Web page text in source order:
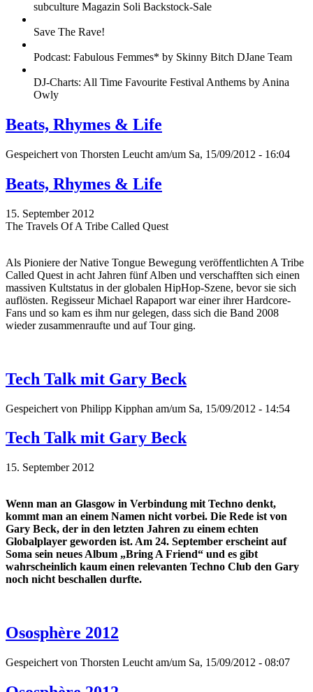
subculture Magazin Soli Backstock-Sale
Save The Rave!
Podcast: Fabulous Femmes* by Skinny Bitch DJane Team
DJ-Charts: All Time Favourite Festival Anthems by Anina
Owly
Beats, Rhymes & Life
Gespeichert von Thorsten Leucht am/um Sa, 15/09/2012 - 16:04
Beats, Rhymes & Life
15. September 2012
The Travels Of A Tribe Called Quest
Als Pioniere der Native Tongue Bewegung veröffentlichten A Tribe
Called Quest in acht Jahren fünf Alben und verschafften sich einen
massiven Kultstatus in der globalen HipHop-Szene, bevor sie sich
auflösten. Regisseur Michael Rapaport war einer ihrer Hardcore-
Fans und so kam es ihm nur gelegen, dass sich die Band 2008
wieder zusammenraufte und auf Tour ging.
Tech Talk mit Gary Beck
Gespeichert von Philipp Kipphan am/um Sa, 15/09/2012 - 14:54
Tech Talk mit Gary Beck
15. September 2012
Wenn man an Glasgow in Verbindung mit Techno denkt,
kommt man an einem Namen nicht vorbei. Die Rede ist von
Gary Beck, der in den letzten Jahren zu einem echten
Globalplayer geworden ist. Am 24. September erscheint auf
Soma sein neues Album „Bring A Friend“ und es gibt
wahrscheinlich kaum einen relevanten Techno Club den Gary
noch nicht beschallen durfte.
Ososphère 2012
Gespeichert von Thorsten Leucht am/um Sa, 15/09/2012 - 08:07